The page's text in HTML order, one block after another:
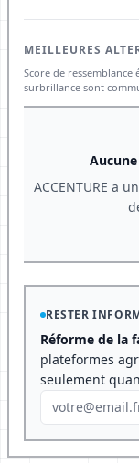
MEILLEURES
Score de
surbrillance sont
ACCENTURE a
RESTER
Réforme de la
plateformes
seulement